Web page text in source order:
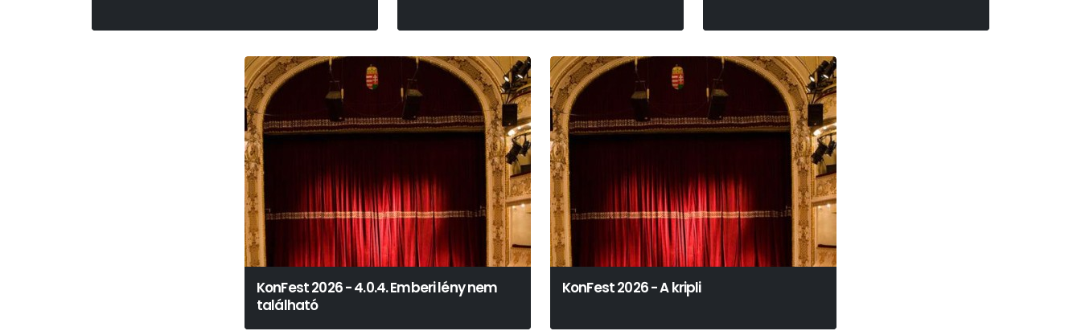
KonFest 2026 - 4.0.4. Emberi lény nem
található
Karel Čapek
KonFest 2026 - A kripli